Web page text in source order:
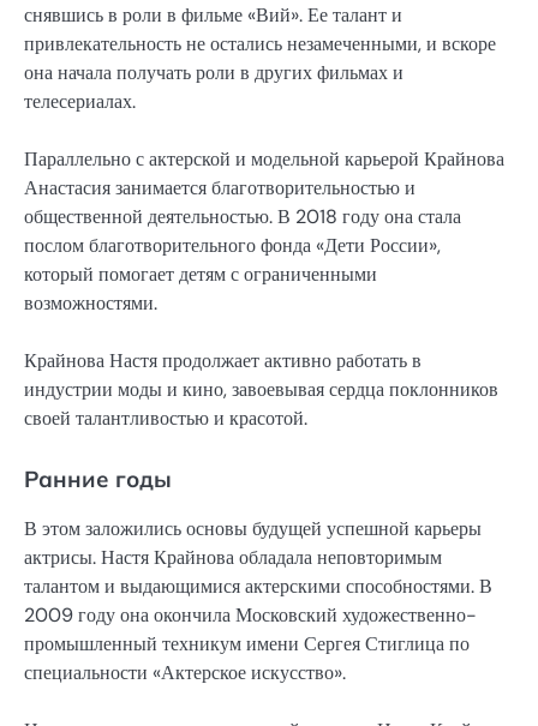
снявшись в роли в фильме «Вий». Ее талант и
привлекательность не остались незамеченными, и вскоре
она начала получать роли в других фильмах и
телесериалах.
Параллельно с актерской и модельной карьерой Крайнова
Анастасия занимается благотворительностью и
общественной деятельностью. В 2018 году она стала
послом благотворительного фонда «Дети России»,
который помогает детям с ограниченными
возможностями.
Крайнова Настя продолжает активно работать в
индустрии моды и кино, завоевывая сердца поклонников
своей талантливостью и красотой.
Ранние годы
В этом заложились основы будущей успешной карьеры
актрисы. Настя Крайнова обладала неповторимым
талантом и выдающимися актерскими способностями. В
2009 году она окончила Московский художественно-
промышленный техникум имени Сергея Стиглица по
специальности «Актерское искусство».